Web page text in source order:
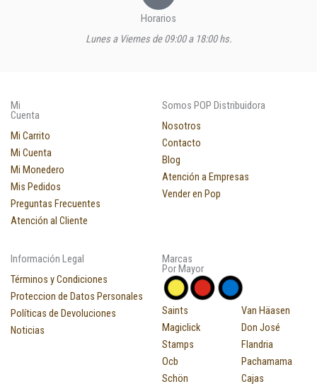
Horarios
Lunes a Viernes de 09:00 a 18:00 hs.
Mi
Cuenta
Mi Carrito
Mi Cuenta
Mi Monedero
Mis Pedidos
Preguntas Frecuentes
Atención al Cliente
Somos POP Distribuidora
Nosotros
Contacto
Blog
Atención a Empresas
Vender en Pop
Información Legal
Términos y Condiciones
Proteccion de Datos Personales
Políticas de Devoluciones
Noticias
Marcas
Por Mayor
Saints
Magiclick
Stamps
Ocb
Schön
Van Häasen
Don José
Flandria
Pachamama
Cajas